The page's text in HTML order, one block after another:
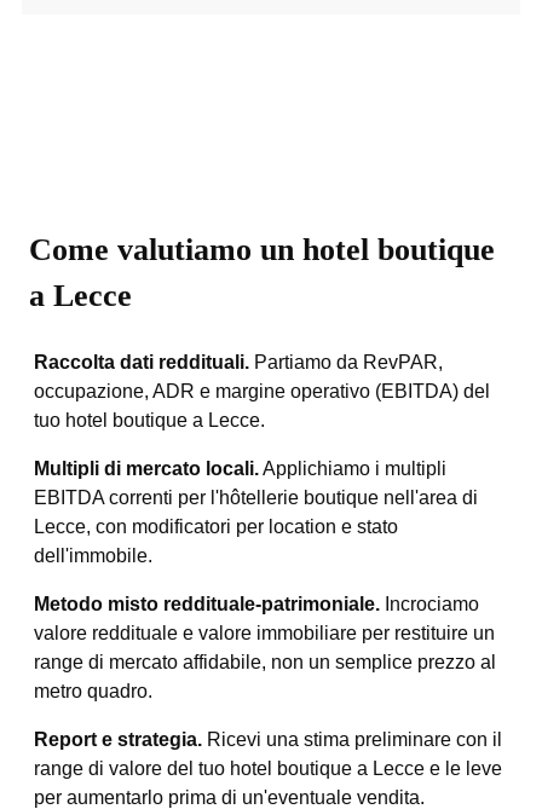
Come valutiamo un hotel boutique
a Lecce
Raccolta dati reddituali. Partiamo da RevPAR,
occupazione, ADR e margine operativo (EBITDA) del
tuo hotel boutique a Lecce.
Multipli di mercato locali.Applichiamo i multipli
EBITDA correnti per l'hôtellerie boutique nell'area di
Lecce, con modificatori per location e stato
dell'immobile.
Metodo misto reddituale-patrimoniale. Incrociamo
valore reddituale e valore immobiliare per restituire un
range di mercato affidabile, non un semplice prezzo al
metro quadro.
Report e strategia. Ricevi una stima preliminare con il
range di valore del tuo hotel boutique a Lecce e le leve
per aumentarlo prima di un'eventuale vendita.